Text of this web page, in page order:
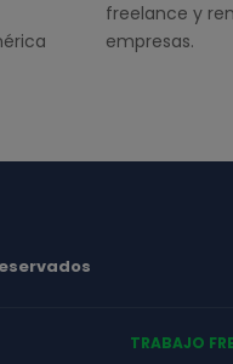
freelance y
empresas.
TRABAJO